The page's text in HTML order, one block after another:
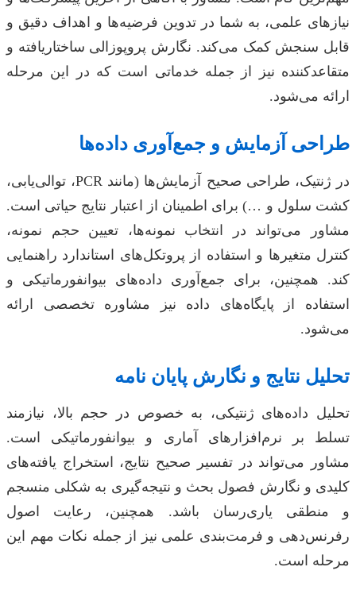
نیازهای علمی، به شما در تدوین فرضیه‌ها و اهداف دقیق و
قابل سنجش کمک می‌کند. نگارش پروپوزالی ساختاریافته و
متقاعدکننده نیز از جمله خدماتی است که در این مرحله
ارائه می‌شود.
طراحی آزمایش و جمع‌آوری داده‌ها
در ژنتیک، طراحی صحیح آزمایش‌ها (مانند PCR، توالی‌یابی،
کشت سلول و …) برای اطمینان از اعتبار نتایج حیاتی است.
مشاور می‌تواند در انتخاب نمونه‌ها، تعیین حجم نمونه،
کنترل متغیرها و استفاده از پروتکل‌های استاندارد راهنمایی
کند. همچنین، برای جمع‌آوری داده‌های بیوانفورماتیکی و
استفاده از پایگاه‌های داده نیز مشاوره تخصصی ارائه
می‌شود.
تحلیل نتایج و نگارش پایان نامه
تحلیل داده‌های ژنتیکی، به خصوص در حجم بالا، نیازمند
تسلط بر نرم‌افزارهای آماری و بیوانفورماتیکی است.
مشاور می‌تواند در تفسیر صحیح نتایج، استخراج یافته‌های
کلیدی و نگارش فصول بحث و نتیجه‌گیری به شکلی منسجم
و منطقی یاری‌رسان باشد. همچنین، رعایت اصول
رفرنس‌دهی و فرمت‌بندی علمی نیز از جمله نکات مهم این
مرحله است.